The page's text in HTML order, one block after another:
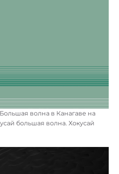
волна в Канагаве на
большая волна. Хокусай